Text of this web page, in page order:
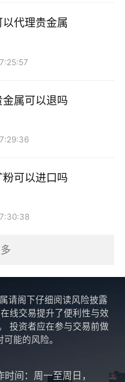
开设多个账号。此外，
多个账号可以帮助他们
性。
以帮助你更好地分散风
进行长期投资，而在另
现更好的资金管理。
事项
以带来一定的灵活性和
者也需要注意以下几
着更多的管理工作，投
确保能够及时跟踪每个
台可能会收取不同的手
代理贵金属
属可以退吗
可以进口吗
请阁下仔细阅读风险披露
线交易提升了便利性与效
投资者应在参与交易前做
能的风险。
间：周一至周日，